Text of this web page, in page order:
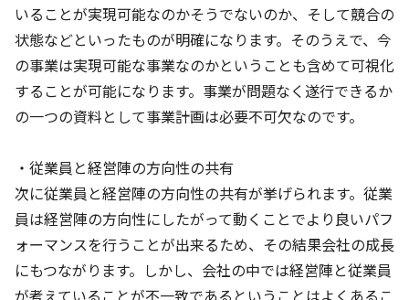
いることが実現可能なのかそうでないのか、そして競合の
状態などといったものが明確になります。そのうえで、今
の事業は実現可能な事業なのかということも含めて可視化
することが可能になります。事業が問題なく遂行できるか
の一つの資料として事業計画は必要不可欠なのです。
・従業員と経営陣の方向性の共有
次に従業員と経営陣の方向性の共有が挙げられます。従業
員は経営陣の方向性にしたがって動くことでより良いパフ
ォーマンスを行うことが出来るため、その結果会社の成長
にもつながります。しかし、会社の中では経営陣と従業員
が考えていることが不一致であるということはよくあるこ